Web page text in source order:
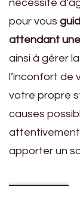
nécessité
pour vous
attendant
ainsi à gérer
l’inconfort de
votre propre
causes
apporter un